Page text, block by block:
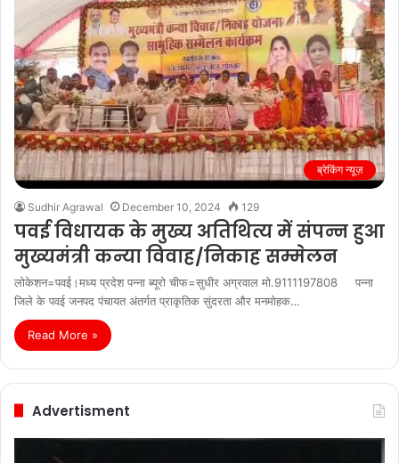
ब्रेकिंग न्यूज़
Sudhir Agrawal December 10, 2024 129
पवई विधायक के मुख्य अतिथित्य में संपन्न हुआ
मुख्यमंत्री कन्या विवाह/निकाह सम्मेलन
लोकेशन=पवई।मध्य प्रदेश पन्ना ब्यूरो चीफ=सुधीर अग्रवाल मो.9111197808 पन्ना
जिले के पवई जनपद पंचायत अंतर्गत प्राकृतिक सुंदरता और मनमोहक…
Read More »
Advertisment